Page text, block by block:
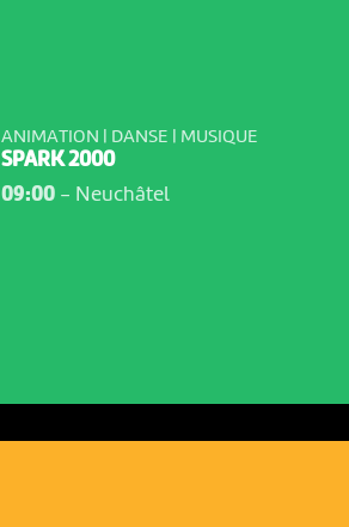
ANIMATION | DANSE | MUSIQUE
SPARK 2000
09:00- Neuchâtel